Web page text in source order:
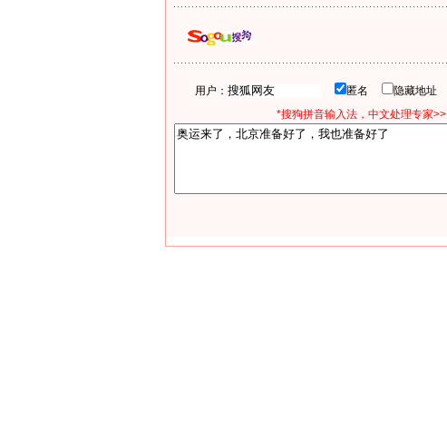
用户： 匿名 隐藏地址
*搜狗拼音输入法，中文处理专家>>